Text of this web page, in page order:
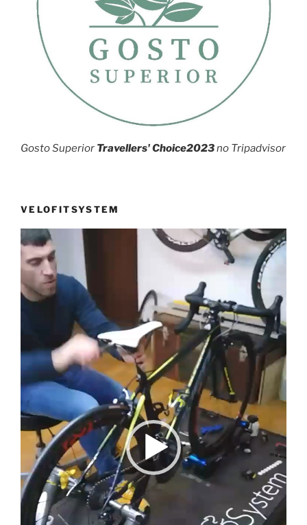
Gosto Superior Travellers' Choice2023no Tripadvisor
VELOFITSYSTEM
Reprodutor
de
vídeo